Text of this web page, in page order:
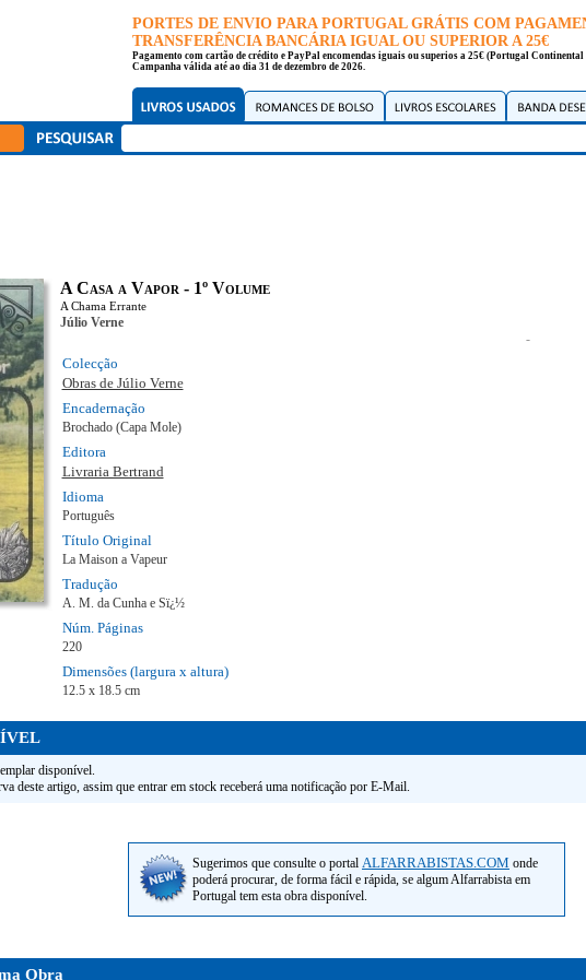
PORTES DE ENVIO PARA PORTUGAL GRÁTIS COM
TRANSFERÊNCIA BANCÁRIA IGUAL OU SUPERIOR A 25€
Pagamento com cartão de crédito e PayPal encomendas iguais ou superios a 25€ (Portugal Continental
Campanha válida até ao dia 31 de dezembro de 2026.
A Casa a Vapor - 1º Volume
A Chama Errante
Júlio Verne
-
Colecção
Obras de Júlio Verne
Encadernação
Brochado (Capa Mole)
Editora
Livraria Bertrand
Idioma
Português
Título Original
La Maison a Vapeur
Tradução
A. M. da Cunha e Sï¿½
Núm. Páginas
220
Dimensões (largura x altura)
12.5 x 18.5 cm
disponível.
deste artigo, assim que entrar em stock receberá uma notificação por E-Mail.
Sugerimos que consulte o portal ALFARRABISTAS.COM onde
poderá procurar, de forma fácil e rápida, se algum Alfarrabista em
Portugal tem esta obra disponível.
Obra